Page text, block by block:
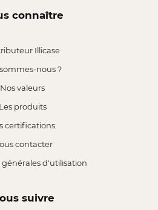
connaître
Illicase
nous ?
Nos valeurs
Les produits
certifications
contacter
d'utilisation
suivre